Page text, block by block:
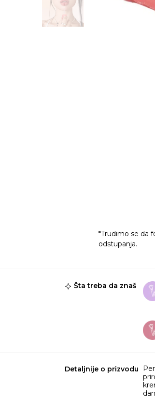
*Trudimo se da
odstupanja.
Šta treba da znaš
Detaljnije o prizvodu